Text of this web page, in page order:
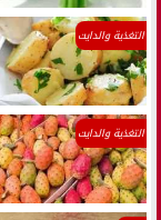
التغذية والدايت
التغذية والدايت